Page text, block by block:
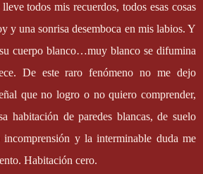
todos mis recuerdos, todos esas cosas
y una sonrisa desemboca en mis labios. Y
cuerpo blanco…muy blanco se difumina
De este raro fenómeno no me dejo
que no logro o no quiero comprender,
habitación de paredes blancas, de suelo
y la interminable duda me
Habitación cero.